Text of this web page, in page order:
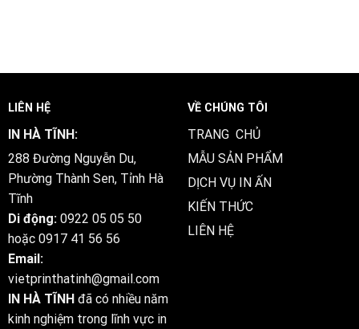
LIÊN HỆ
IN HÀ TĨNH:
288 Đường Nguyễn Du,
Phường Thành Sen, Tỉnh Hà
Tĩnh
Di động: 0922 05 05 50
hoặc 0917 41 56 56
Email:
vietprinthatinh@gmail.com
IN HÀ TĨNH đã có nhiều năm
kinh nghiệm trong lĩnh vực in
VỀ CHÚNG TÔI
TRANG CHỦ
MẪU SẢN PHẨM
DỊCH VỤ IN ẤN
KIẾN THỨC
LIÊN HỆ